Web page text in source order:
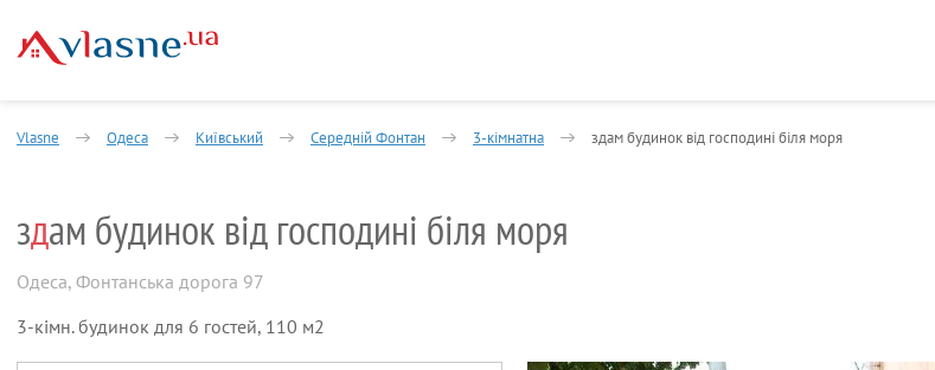
Vlasne Одеса Київський Середній Фонтан 3-кімнатна здам будинок від господині біля моря
здам будинок від господині біля моря
Одеса, Фонтанська дорога 97
3-кімн. будинок для 6 гостей, 110 м2